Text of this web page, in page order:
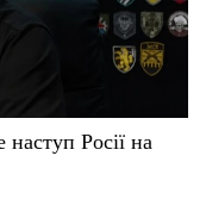
Росії на